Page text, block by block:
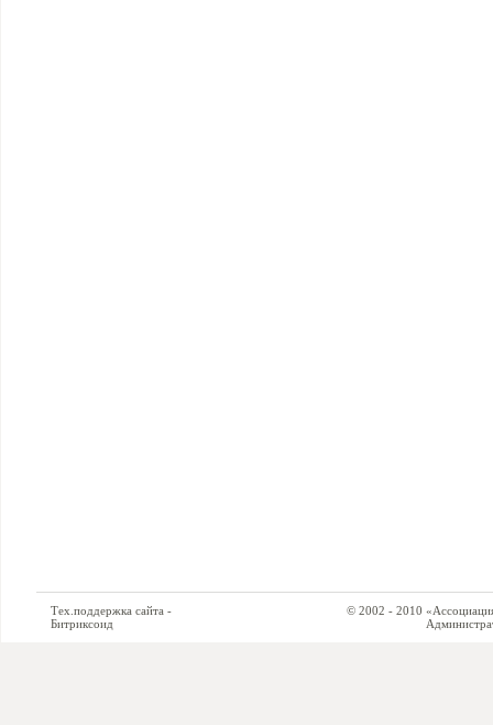
Тех.поддержка сайта -
Битриксоид
© 2002 - 2010 «Ассоциация